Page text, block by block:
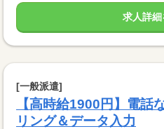
求人詳細
[一般派遣]
【高時給1900円】電
リング＆データ入力